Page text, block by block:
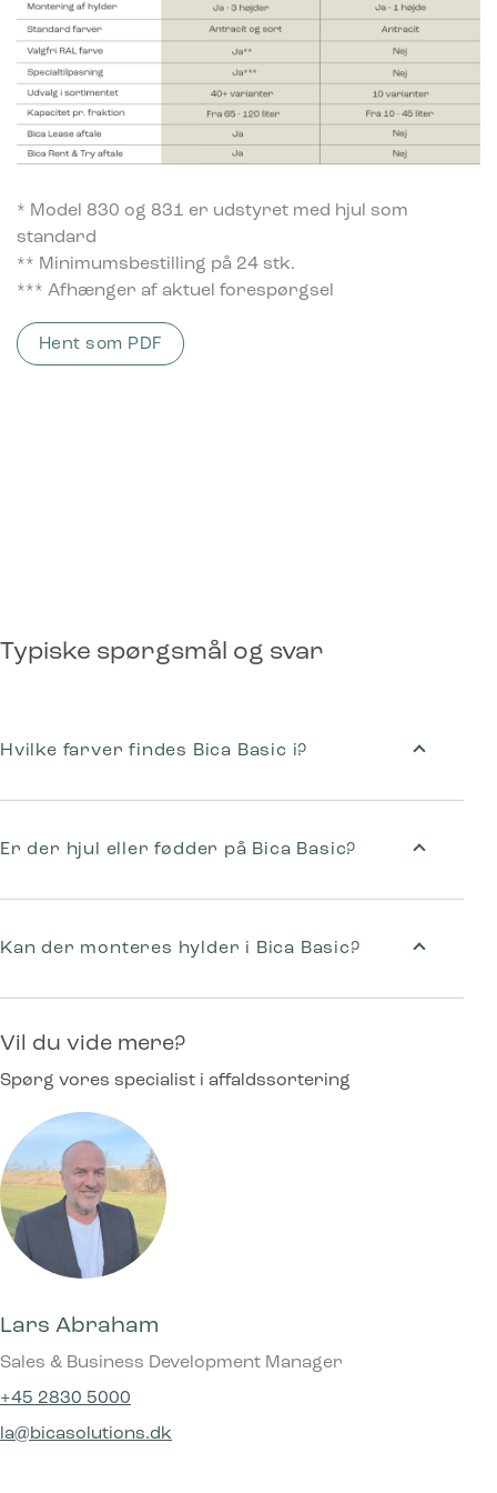
Piktogram Restaffald 10×10 cm
Selvklæbende Sort
31,00kr.
ekskl. moms
* Model 830 og 831 er udstyret med hjul som
standard
** Minimumsbestilling på 24 stk.
*** Afhænger af aktuel forespørgsel
Hent som PDF
Typiske spørgsmål og svar
Hvilke farver findes Bica Basic i?
Er der hjul eller fødder på Bica Basic?
Kan der monteres hylder i Bica Basic?
Vil du vide mere?
Spørg vores specialist i affaldssortering
Lars Abraham
Sales & Business Development Manager
+45 2830 5000
la@bicasolutions.dk